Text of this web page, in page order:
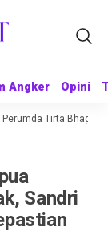
Angker Opini
Angker Opini
Tirta Bhagasasi
Sandri